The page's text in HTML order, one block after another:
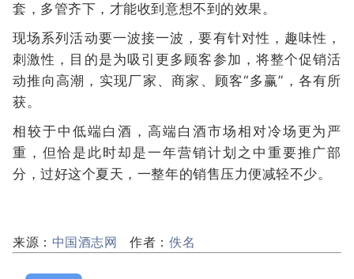
套，多管齐下，才能收到意想不到的效果。
现场系列活动要一波接一波，要有针对性，趣味性，
刺激性，目的是为吸引更多顾客参加，将整个促销活
动推向高潮，实现厂家、商家、顾客“多赢”，各有所
获。
相较于中低端白酒，高端白酒市场相对冷场更为严
重，但恰是此时却是一年营销计划之中重要推广部
分，过好这个夏天，一整年的销售压力便减轻不少。
来源： 中国酒志网 作者：佚名